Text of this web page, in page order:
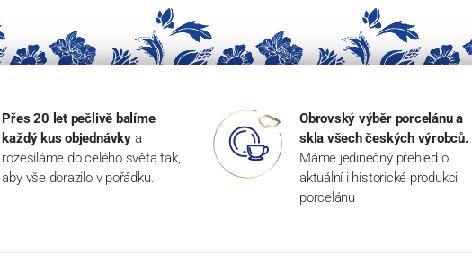
Přes 20 let pečlivě balíme
každý kus objednávky a
rozesíláme do celého světa tak,
aby vše dorazilo v pořádku.
Obrovský výběr porcelánu a
skla všech českých výrobců.
Máme jedinečný přehled o
aktuální i historické produkci
porcelánu